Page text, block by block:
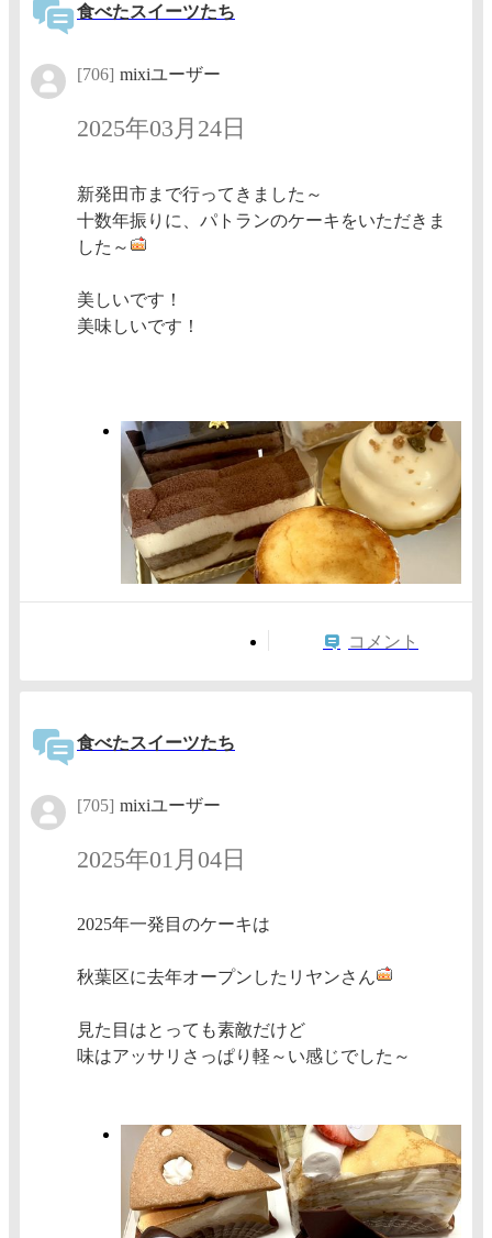
食べたスイーツたち
[706] mixiユーザー
2025年03月24日
新発田市まで行ってきました～
十数年振りに、パトランのケーキをいただきま
した～
美しいです！
美味しいです！
コメント
食べたスイーツたち
[705] mixiユーザー
2025年01月04日
2025年一発目のケーキは
秋葉区に去年オープンしたリヤンさん
見た目はとっても素敵だけど
味はアッサリさっぱり軽～い感じでした～